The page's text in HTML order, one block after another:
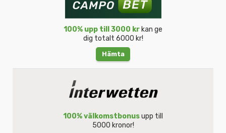
100% upp till 3000 kr kan ge
dig totalt 6000 kr!
Hämta
100% välkomstbonusupp till
5000 kronor!